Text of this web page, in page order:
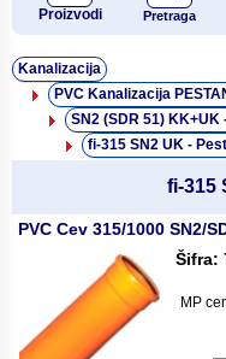
Proizvodi Pretraga
Kanalizacija
PVC Kanalizacija
SN2 (SDR 51) KK+UK
fi-315 SN2 UK -
fi-315
PVC Cev 315/1000 SN2/
Šifra:
MP